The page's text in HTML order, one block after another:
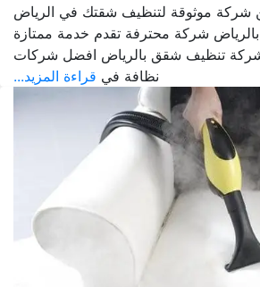
شركة موثوقة لتنظيف شقتك في الرياض
شركة محترفة تقدم خدمة ممتازة
شركة تنظيف شقق بالرياض افضل شركات
نظافة في قراءة المزيد...